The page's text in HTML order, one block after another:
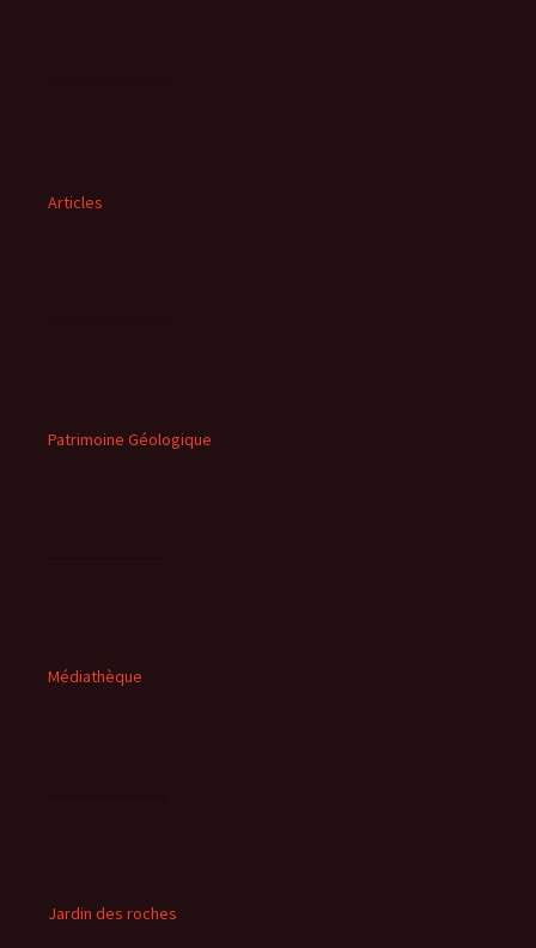
Articles
Patrimoine Géologique
Médiathèque
Jardin des roches